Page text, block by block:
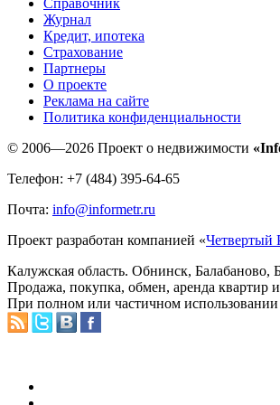
Журнал
Кредит, ипотека
Страхование
Партнеры
O проекте
Реклама на сайте
Политика конфиденциальности
© 2006—2026 Проект о недвижимости
Телефон: +7 (484) 395-64-65
Почта: info@informetr.ru
Проект разработан компанией «Четвертый
Калужская область. Обнинск, Балабаново,
Продажа, покупка, обмен, аренда квартир
При полном или частичном использовании